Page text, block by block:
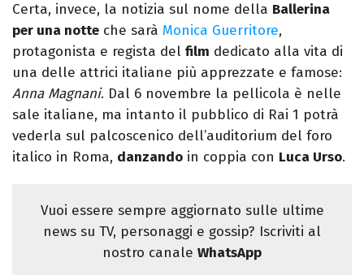
Certa, invece, la notizia sul nome della Ballerina
per una notte che sarà Monica Guerritore,
protagonista e regista del film dedicato alla vita di
una delle attrici italiane più apprezzate e famose:
Anna Magnani. Dal 6 novembre la pellicola è nelle
sale italiane, ma intanto il pubblico di Rai 1 potrà
vederla sul palcoscenico dell’auditorium del foro
italico in Roma, danzando in coppia con Luca Urso.
Vuoi essere sempre aggiornato sulle ultime
news su TV, personaggi e gossip? Iscriviti al
nostro canale WhatsApp